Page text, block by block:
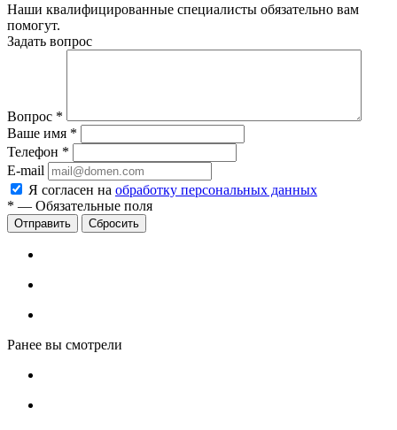
Наши квалифицированные специалисты обязательно вам
помогут.
Задать вопрос
Вопрос *
Ваше имя *
Телефон *
E-mail
Я согласен на обработку персональных данных
* — Обязательные поля
Сбросить
Ранее вы смотрели